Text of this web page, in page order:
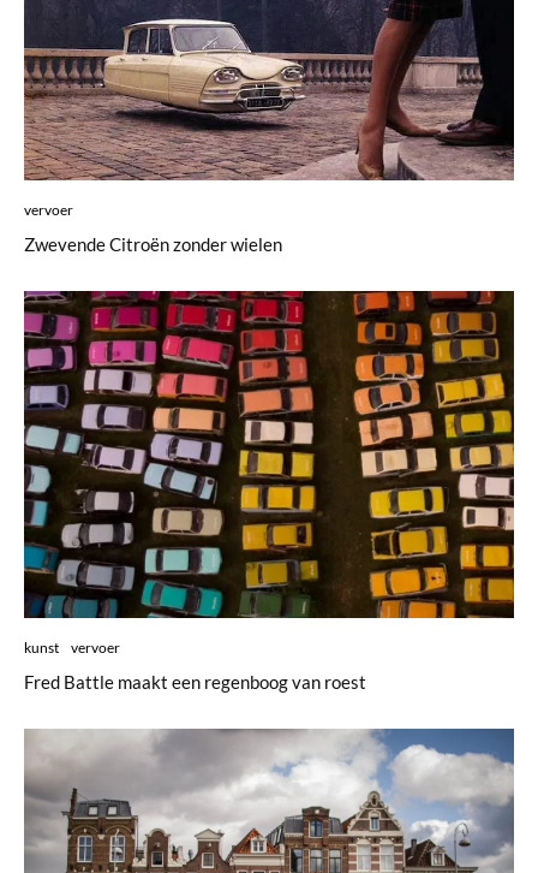
vervoer
Zwevende Citroën zonder wielen
kunst vervoer
Fred Battle maakt een regenboog van roest